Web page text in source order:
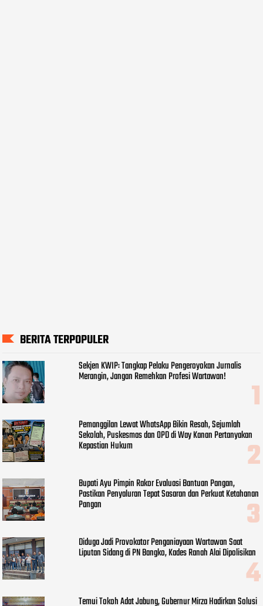
BERITA TERPOPULER
Sekjen KWIP: Tangkap Pelaku Pengeroyokan Jurnalis
Merangin, Jangan Remehkan Profesi Wartawan!
Pemanggilan Lewat WhatsApp Bikin Resah, Sejumlah
Sekolah, Puskesmas dan OPD di Way Kanan Pertanyakan
Kepastian Hukum
Bupati Ayu Pimpin Rakor Evaluasi Bantuan Pangan,
Pastikan Penyaluran Tepat Sasaran dan Perkuat Ketahanan
Pangan
Diduga Jadi Provokator Penganiayaan Wartawan Saat
Liputan Sidang di PN Bangko, Kades Ranah Alai Dipolisikan
Temui Tokoh Adat Jabung, Gubernur Mirza Hadirkan Solusi